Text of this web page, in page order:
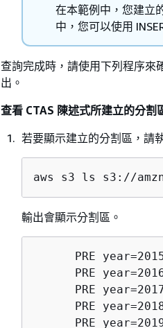
在本範例中，您建立
中，您可以使用
查詢完成時，請使用下列程序來
出。
查看 CTAS 陳述式所建立的分
若要顯示建立的分割區，請
aws s3 ls s3://
輸出會顯示分割區。
PRE
PRE
PRE
PRE
PRE